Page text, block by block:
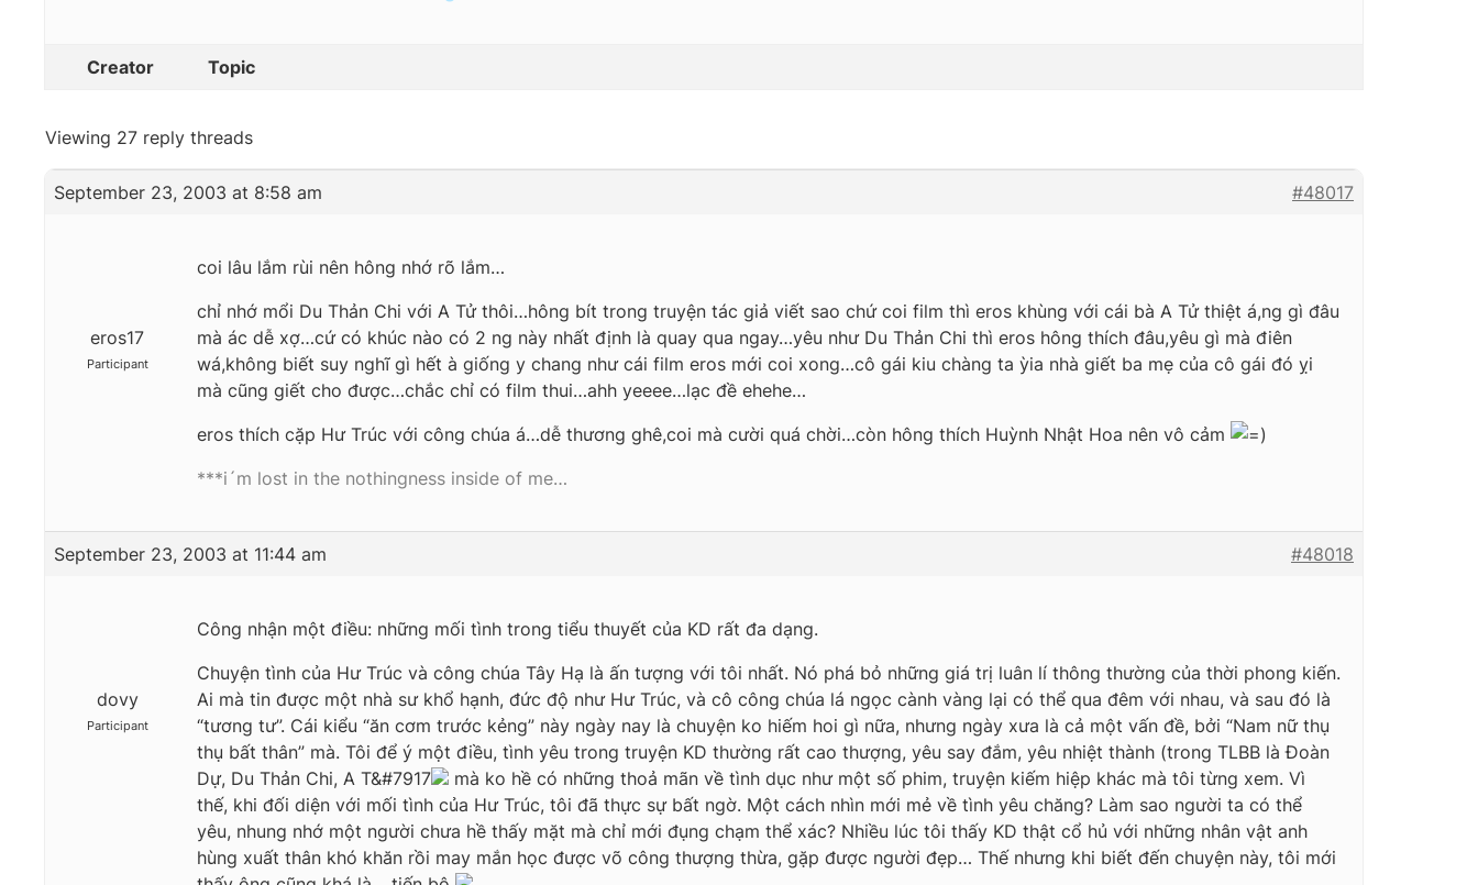
Creator Topic
Viewing 27 reply threads
September 23, 2003 at 8:58 am #48017
eros17
Participant
coi lâu lắm rùi nên hông nhớ rõ lắm…
chỉ nhớ mổi Du Thản Chi với A Tử thôi…hông bít trong truyện tác giả viết sao chứ coi film thì eros khùng với cái bà A Tử thiệt á,ng gì đâu
mà ác dễ xợ…cứ có khúc nào có 2 ng này nhất định là quay qua ngay…yêu như Du Thản Chi thì eros hông thích đâu,yêu gì mà điên
wá,không biết suy nghĩ gì hết à giống y chang như cái film eros mới coi xong…cô gái kiu chàng ta ỳia nhà giết ba mẹ của cô gái đó ỵi
mà cũng giết cho được…chắc chỉ có film thui…ahh yeeee…lạc đề ehehe…
eros thích cặp Hư Trúc với công chúa á…dễ thương ghê,coi mà cười quá chời…còn hông thích Huỳnh Nhật Hoa nên vô cảm
***i´m lost in the nothingness inside of me…
September 23, 2003 at 11:44 am #48018
dovy
Participant
Công nhận một điều: những mối tình trong tiểu thuyết của KD rất đa dạng.
Chuyện tình của Hư Trúc và công chúa Tây Hạ là ấn tượng với tôi nhất. Nó phá bỏ những giá trị luân lí thông thường của thời phong kiến.
Ai mà tin được một nhà sư khổ hạnh, đức độ như Hư Trúc, và cô công chúa lá ngọc cành vàng lại có thể qua đêm với nhau, và sau đó là
“tương tư”. Cái kiểu “ăn cơm trước kẻng” này ngày nay là chuyện ko hiếm hoi gì nữa, nhưng ngày xưa là cả một vấn đề, bởi “Nam nữ thụ
thụ bất thân” mà. Tôi để ý một điều, tình yêu trong truyện KD thường rất cao thượng, yêu say đắm, yêu nhiệt thành (trong TLBB là Đoàn
Dự, Du Thản Chi, A T&#7917
mà ko hề có những thoả mãn về tình dục như một số phim, truyện kiếm hiệp khác mà tôi từng xem. Vì
thế, khi đối diện với mối tình của Hư Trúc, tôi đã thực sự bất ngờ. Một cách nhìn mới mẻ về tình yêu chăng? Làm sao người ta có thể
yêu, nhung nhớ một người chưa hề thấy mặt mà chỉ mới đụng chạm thể xác? Nhiều lúc tôi thấy KD thật cổ hủ với những nhân vật anh
hùng xuất thân khó khăn rồi may mắn học được võ công thượng thừa, gặp được người đẹp… Thế nhưng khi biết đến chuyện này, tôi mới